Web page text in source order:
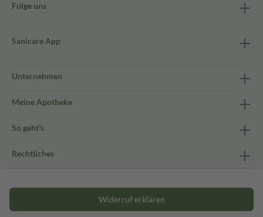
Folge uns
Sanicare App
Unternehmen
Meine Apotheke
So geht's
Rechtliches
Widerruf erklären